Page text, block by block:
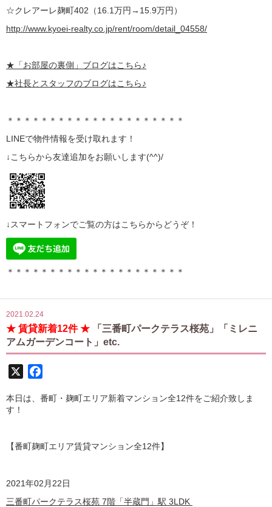
☆クレアーレ麹町402（16.1万円→15.9万円）
http://www.kyoei-realty.co.jp/rent/room/detail_04558/
★ 「お部屋の裏側」 ブログはこちら♪
★社長とスタッフのブログはこちら♪
＊＊＊＊＊＊＊＊＊＊＊＊＊＊＊＊＊＊＊＊＊
LINEで物件情報を受け取れます！
↓こちらから友達追加をお願いします(^^)/
↓スマートフォンでご覧の方はこちらからどうぞ！
＊＊＊＊＊＊＊＊＊＊＊＊＊＊＊＊＊＊＊＊＊
2021.02.24
★ 賃貸新着12件 ★
「三番町パークテラス桜苑」「ミレニ
アムガーデンコート」etc.
本日は、番町・麹町エリア新着マンション全12件をご紹介致しま
す！
【番町麹町エリア賃貸マンション全12件】
2021年02月22日
三番町パークテラス桜苑 7階「半蔵門」駅 3LDK